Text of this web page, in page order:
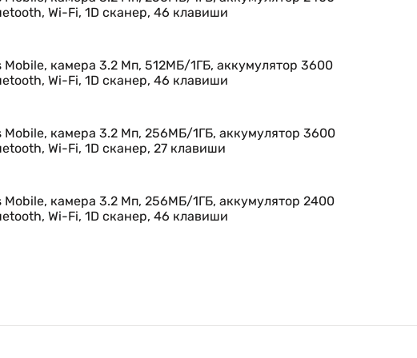
лучшую в своем классе производительность в сочетании
а пользовательский разъем для карты microSD
обработки
современная мобильная операционная система
дизайна и функциональности надежный компьютер Motorola
которые превосходят требования сотрудников. Motorola
функциональных возможностей, прочности конструкции
компьютер просто переносить и использовать, а
перед клиентами.
Wi-Fi, 1D сканер, 46 клавиши
Mobile, камера 3.2 Мп, 512МБ/1ГБ, аккумулятор 3600
Wi-Fi, 1D сканер, 46 клавиши
Mobile, камера 3.2 Мп, 256МБ/1ГБ, аккумулятор 3600
Wi-Fi, 1D сканер, 27 клавиши
Mobile, камера 3.2 Мп, 256МБ/1ГБ, аккумулятор 2400
Wi-Fi, 1D сканер, 46 клавиши